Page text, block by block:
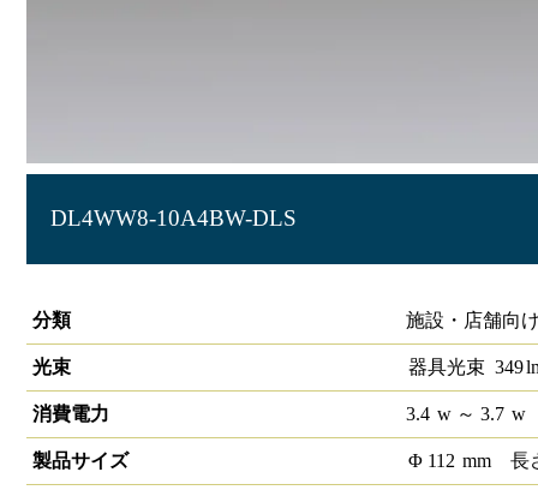
DL4WW8-10A4BW-DLS
分類
施設・店舗向
光束 器具光束 349
消費電力 3.4 w～ 3.7 w
製品サイズ Φ 112 mm 長